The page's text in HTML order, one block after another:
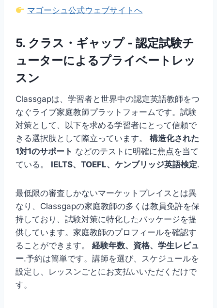
マゴーシュ公式ウェブサイトへ
5. クラス・ギャップ- 認定試験チ
ューターによるプライベートレッ
スン
Classgapは、学習者と世界中の認定英語教師をつ
なぐライブ家庭教師プラットフォームです。試験
対策として、以下を求める学習者にとって信頼で
きる選択肢として際立っています。 構造化された
1対1のサポート などのテストに明確に焦点を当て
ている。 IELTS、TOEFL、ケンブリッジ英語検定.
最低限の審査しかないマーケットプレイスとは異
なり、Classgapの家庭教師の多くは教員免許を保
持しており、試験対策に特化したパッケージを提
供しています。家庭教師のプロフィールを確認す
ることができます。 経験年数、資格、学生レビュ
ー.予約は簡単です。講師を選び、スケジュールを
設定し、レッスンごとにお支払いいただくだけで
す。